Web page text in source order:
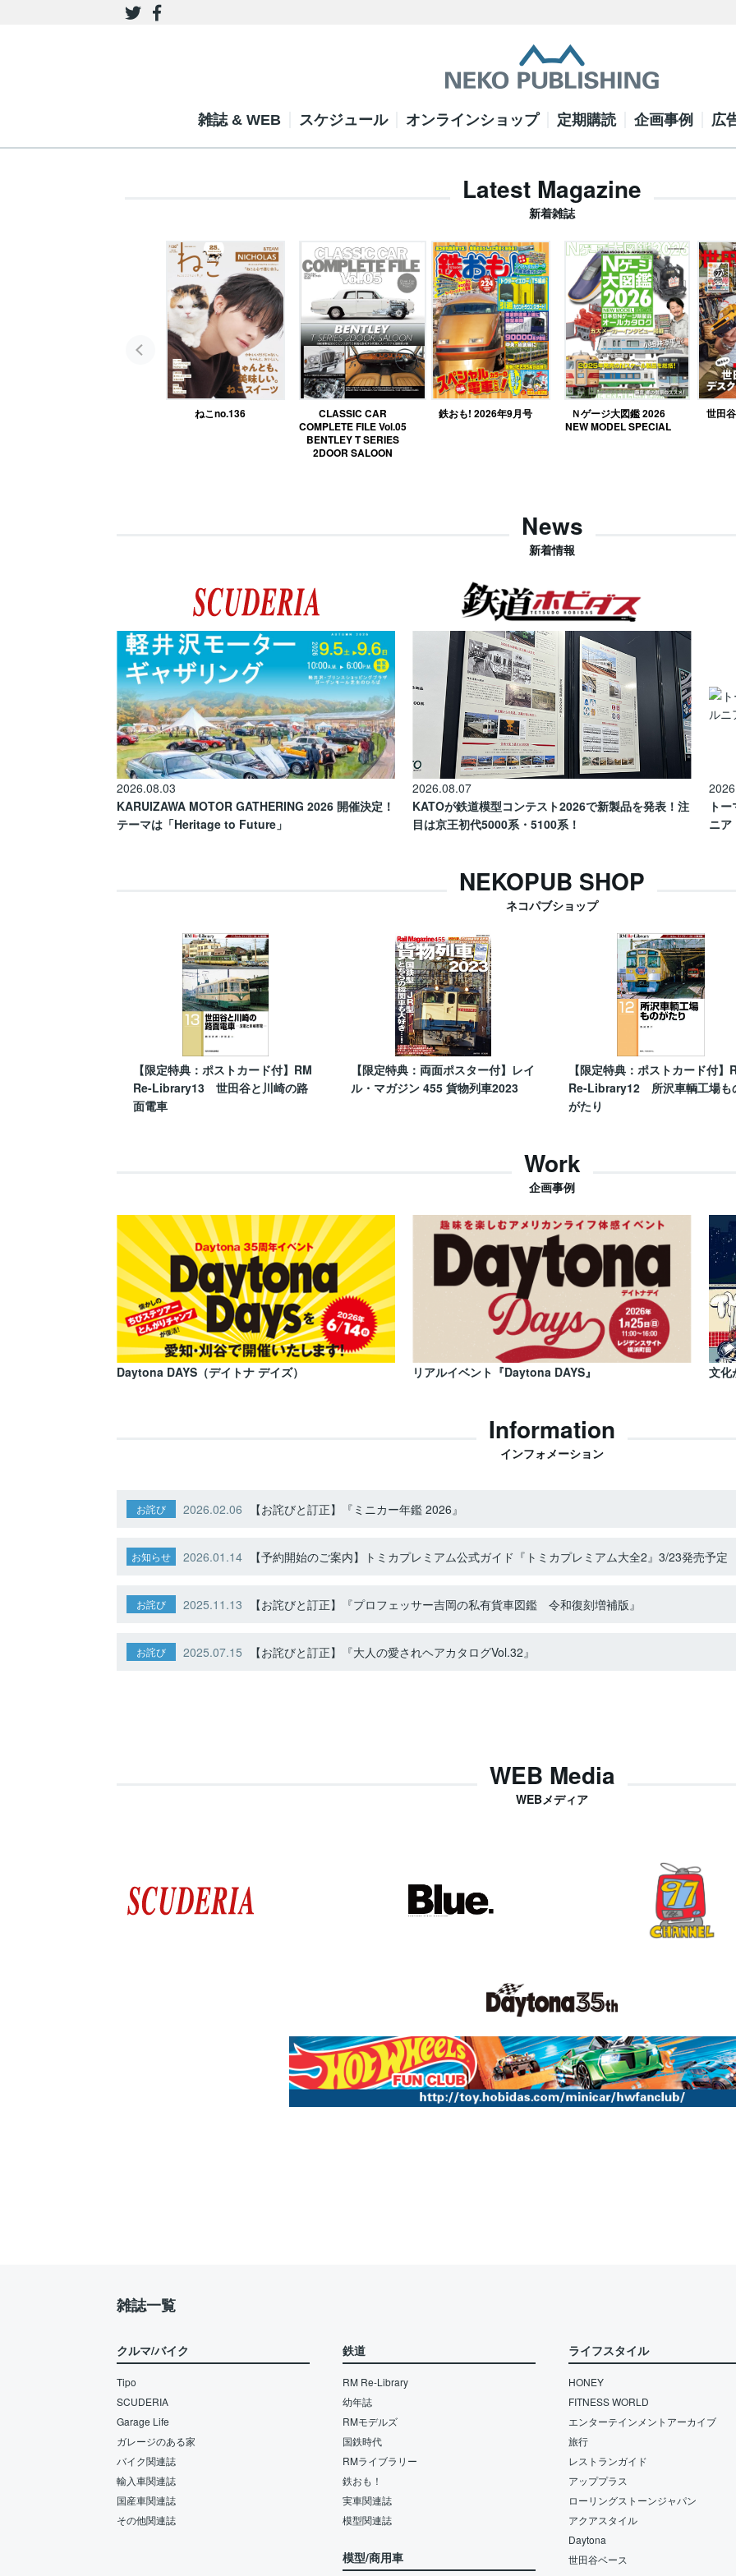
雑誌 & WEB スケジュール オンラインショップ 定期購読 企画事例 広
Latest Magazine
新着雑誌
ねこno.136
CLASSIC CAR
COMPLETE FILE Vol.05
BENTLEY T SERIES
2DOOR SALOON
鉄おも! 2026年9月号
Ｎゲージ大図鑑 2026
NEW MODEL SPECIAL
世田
News
新着情報
2026.08.03
KARUIZAWA MOTOR GATHERING 2026 開催決定！
テーマは「Heritage to Future」
2026.08.07
KATOが鉄道模型コンテスト2026で新製品を発表！注
目は京王初代5000系・5100系！
ト
ニア
NEKOPUB SHOP
ネコパブショップ
【限定特典：ポストカード付】RM
Re-Library13 世田谷と川崎の路
面電車
【限定特典：両面ポスター付】レイ
ル・マガジン 455 貨物列車2023
【限定特典：ポストカード付】
Re-Library12 所沢車輌工場も
がたり
Work
企画事例
Daytona DAYS（デイトナ デイズ） リアルイベント『Daytona DAYS』 文化
Information
インフォメーション
お詫び 2026.02.06 【お詫びと訂正】『ミニカー年鑑 2026』
お知らせ 2026.01.14 【予約開始のご案内】トミカプレミアム公式ガイド『トミカプレミアム大全2』3/23発売予定
お詫び 2025.11.13 【お詫びと訂正】『プロフェッサー吉岡の私有貨車図鑑 令和復刻増補版』
お詫び 2025.07.15 【お詫びと訂正】『大人の愛されヘアカタログVol.32』
WEB Media
WEBメディア
雑誌一覧
クルマ/バイク
Tipo
SCUDERIA
Garage Life
ガレージのある家
バイク関連誌
輸入車関連誌
国産車関連誌
その他関連誌
鉄道
RM Re-Library
幼年誌
RMモデルズ
国鉄時代
RMライブラリー
鉄おも！
実車関連誌
模型関連誌
模型/商用車
ライフスタイル
HONEY
FITNESS WORLD
エンターテインメントアーカイブ
旅行
レストランガイド
アッププラス
ローリングストーンジャパン
アクアスタイル
Daytona
世田谷ベース